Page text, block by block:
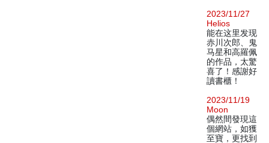
2023/11/27
Helios
能在这里发现
赤川次郎、鬼
马星和高羅佩
的作品，太驚
喜了！感謝好
讀書櫃！
2023/11/19
Moon
偶然間發現這
個網站，如獲
至寶，更找到